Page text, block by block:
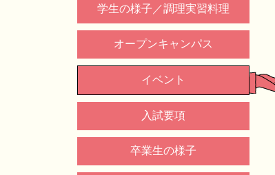
学生の様子／調理実習料理
オープンキャンパス
イベント
入試要項
卒業生の様子